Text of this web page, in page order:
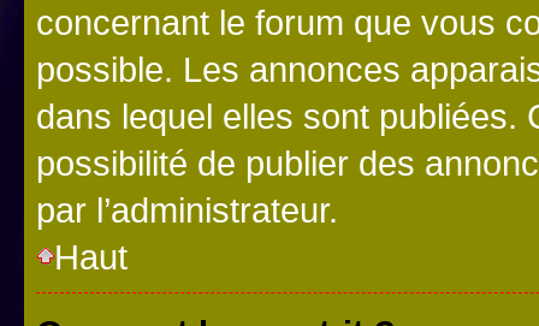
concernant le forum que vous
possible. Les annonces
dans lequel elles sont publiées.
possibilité de publier des
par l’administrateur.
Haut